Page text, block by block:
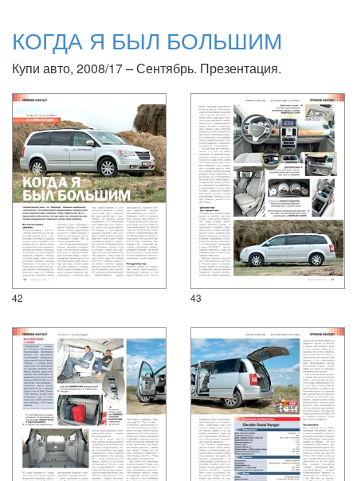
КОГДА Я БЫЛ БОЛЬШИМ
Купи авто, 2008/17 – Сентябрь. Презентация.
42 43